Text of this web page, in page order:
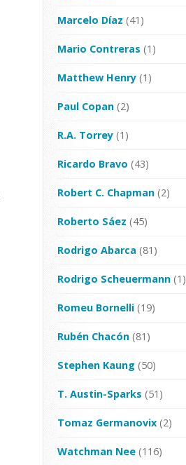
Marcelo Díaz (41)
Mario Contreras (1)
Matthew Henry (1)
Paul Copan (2)
R.A. Torrey (1)
Ricardo Bravo (43)
Robert C. Chapman (2)
Roberto Sáez (45)
Rodrigo Abarca (81)
Rodrigo Scheuermann (1)
Romeu Bornelli (19)
Rubén Chacón (81)
Stephen Kaung (50)
T. Austin-Sparks (51)
Tomaz Germanovix (2)
Watchman Nee (116)